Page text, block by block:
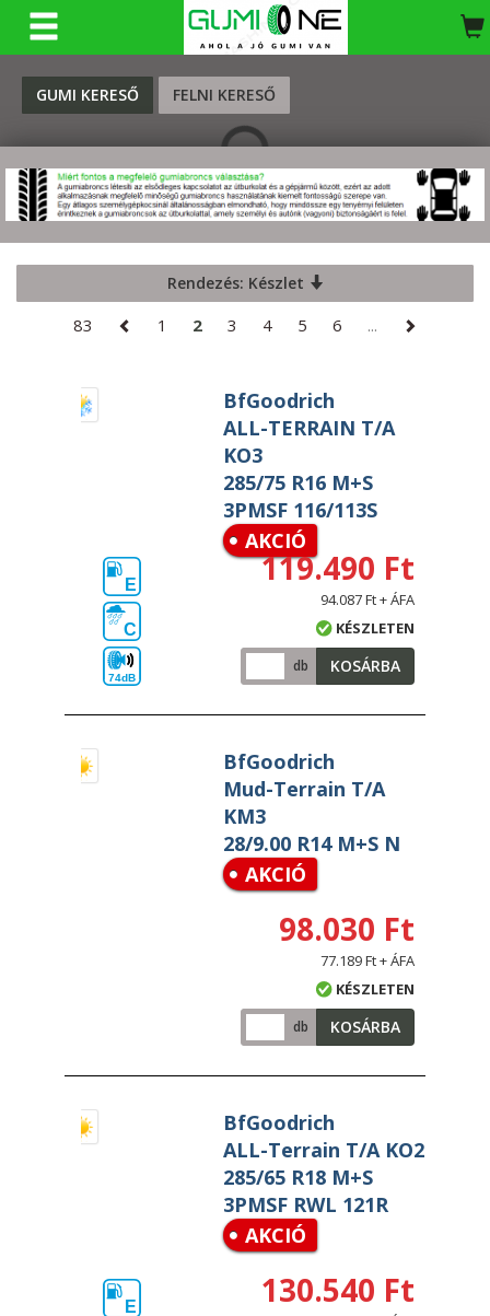
GUMI KERESŐ FELNI KERESŐ
KERESÉS
Rendezés: Készlet
83 1 2 3 4 5 6 ...
BfGoodrich
ALL-TERRAIN T/A
KO3
285/75 R16 M+S
3PMSF 116/113S
AKCIÓ
E
C
74dB
119.490 Ft
94.087 Ft + ÁFA
KÉSZLETEN
db KOSÁRBA
BfGoodrich
Mud-Terrain T/A
KM3
28/9.00 R14 M+S N
AKCIÓ
98.030 Ft
77.189 Ft + ÁFA
KÉSZLETEN
db KOSÁRBA
BfGoodrich
ALL-Terrain T/A KO2
285/65 R18 M+S
3PMSF RWL 121R
AKCIÓ
E 130.540 Ft